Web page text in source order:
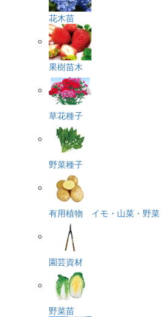
花木苗
果樹苗木
草花種子
野菜種子
有用植物 イモ・山菜・野菜
園芸資材
野菜苗